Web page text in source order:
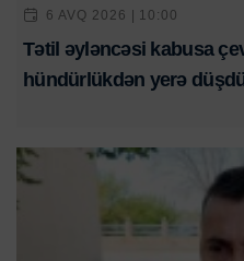
6 AVQ 2026 | 10:00
Tətil əyləncəsi kabusa
hündürlükdən yerə